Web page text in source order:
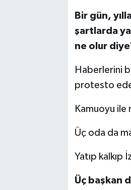
Bir gün,
şartlarda
ne olur
Haberlerini
protesto
Kamuoyu ile
Üç oda da
Yatıp kalkıp
Üç başkan